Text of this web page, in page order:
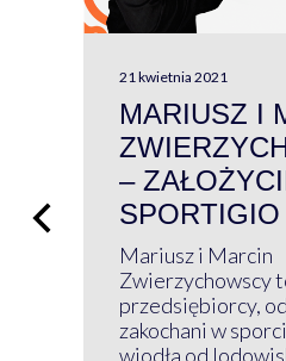
21 kwietnia 2021
MARIUSZ I
–
SPORTIGIO
Mariusz i Marcin
Zwierzychowscy
przedsiębiorcy,
zakochani w
wiodła od